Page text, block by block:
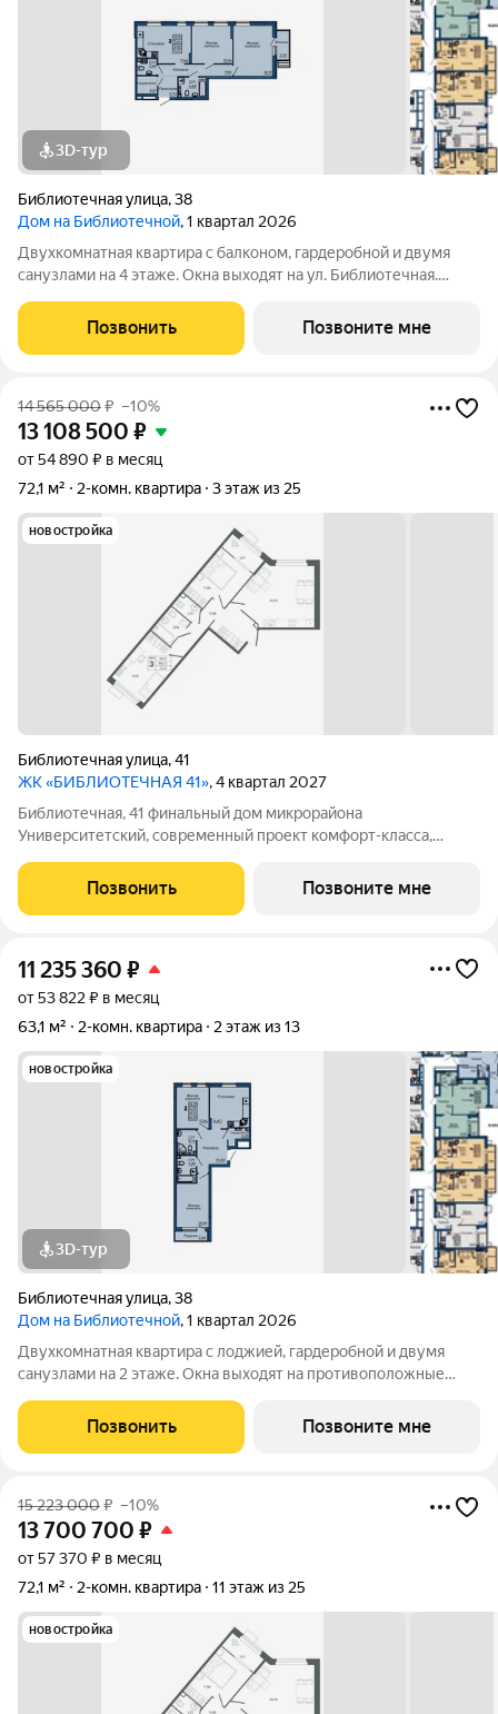
3D-тур
Библиотечная улица,38
Дом на Библиотечной, 1 квартал 2026
Двухкомнатная квартира с балконом, гардеробной и двумя
санузлами на 4 этаже. Окна выходят на ул. Библиотечная.
города. Рядом остановки общественного транспорта, школы и
детские сады.
Позвонить Позвоните мне
14 565 000₽ –10%
13 108 500 ₽
от 54 890 ₽ в месяц
72,1 м²
2-комн. квартира 3 этаж из 25
новостройка
Библиотечная улица,41
ЖК «БИБЛИОТЕЧНАЯ 41», 4 квартал 2027
Библиотечная, 41 финальный дом микрорайона
Университетский, современный проект комфорт-класса,
«Первостроитель». Дом органично вписался в микрорайон,
став его естественным продолжением и унаследовав все
Позвонить Позвоните мне
11 235 360 ₽
от 53 822 ₽ в месяц
63,1 м²
2-комн. квартира 2 этаж из 13
новостройка
3D-тур
Библиотечная улица,38
Дом на Библиотечной, 1 квартал 2026
Двухкомнатная квартира с лоджией, гардеробной и двумя
санузлами на 2 этаже. Окна выходят на противоположные
Чистовая отделка под ключ. Дом в 15 минутах от центра
города. Рядом остановки
Позвонить Позвоните мне
15 223 000₽ –10%
13 700 700 ₽
от 57 370 ₽ в месяц
72,1 м²
2-комн. квартира 11 этаж из 25
новостройка